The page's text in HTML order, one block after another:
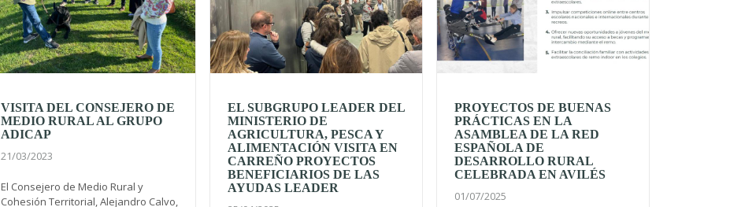
VISITA DEL CONSEJERO DE
MEDIO RURAL AL GRUPO
ADICAP
21/03/2023
El Consejero de Medio Rural y
Cohesión Territorial, Alejandro Calvo,
EL SUBGRUPO LEADER DEL
MINISTERIO DE
AGRICULTURA, PESCA Y
ALIMENTACIÓN VISITA EN
CARREÑO PROYECTOS
BENEFICIARIOS DE LAS
AYUDAS LEADER
PROYECTOS DE BUENAS
PRÁCTICAS EN LA
ASAMBLEA DE LA RED
ESPAÑOLA DE
DESARROLLO RURAL
CELEBRADA EN AVILÉS
01/07/2025